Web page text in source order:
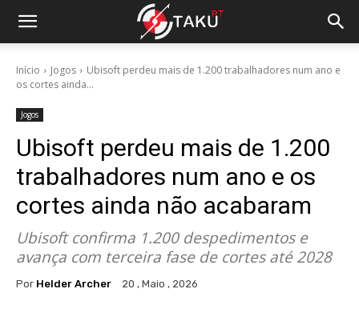
Início Jogos
Ubisoft perdeu mais de 1.200 trabalhadores num ano e
os cortes ainda...
Jogos
Ubisoft perdeu mais de 1.200
trabalhadores num ano e os
cortes ainda não acabaram
Ubisoft confirma 1.200 despedimentos e
avança com terceira fase de cortes até 2028
Por Helder Archer 20 , Maio , 2026